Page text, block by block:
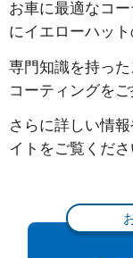
お車に最適なコ
にイエローハッ
専門知識を持っ
コーティングをご
さらに詳しい情
イトをご覧くださ